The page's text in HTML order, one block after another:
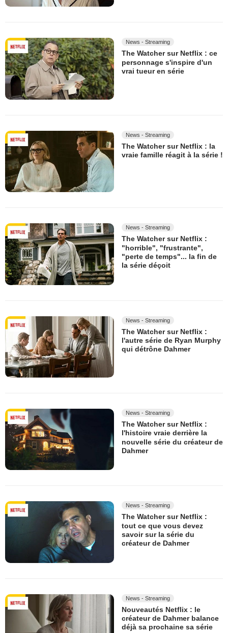
News - Streaming
The Watcher sur Netflix : ce
personnage s'inspire d'un
vrai tueur en série
News - Streaming
The Watcher sur Netflix : la
vraie famille réagit à la série !
News - Streaming
The Watcher sur Netflix :
"horrible", "frustrante",
"perte de temps"... la fin de
la série déçoit
News - Streaming
The Watcher sur Netflix :
l'autre série de Ryan Murphy
qui détrône Dahmer
News - Streaming
The Watcher sur Netflix :
l'histoire vraie derrière la
nouvelle série du créateur de
Dahmer
News - Streaming
The Watcher sur Netflix :
tout ce que vous devez
savoir sur la série du
créateur de Dahmer
News - Streaming
Nouveautés Netflix : le
créateur de Dahmer balance
déjà sa prochaine sa série